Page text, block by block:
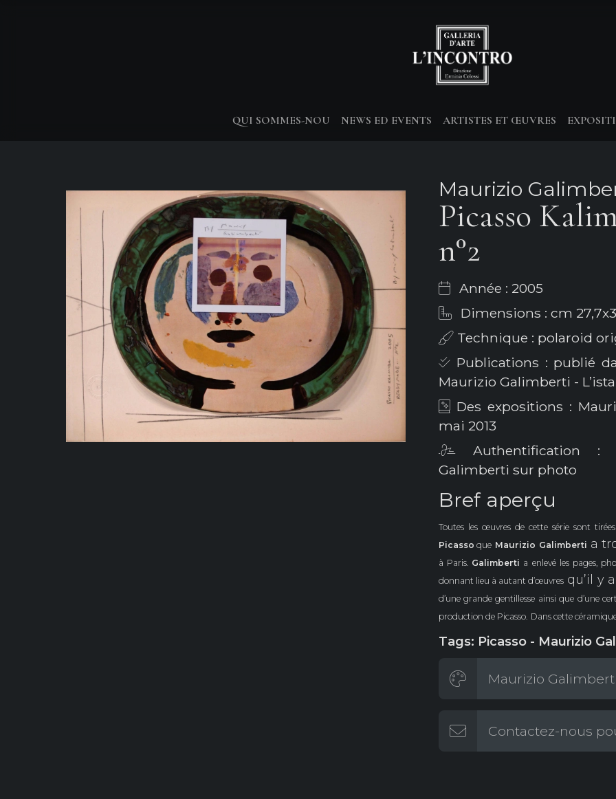
QUI SOMMES-NOU NEWS ED EVENTS ARTISTES ET ŒUVRES
Maurizio
Picasso
n°2
Année : 2005
Dimensions : cm
Technique : polaroid
Publications : publié
Maurizio Galimberti -
Des expositions :
mai 2013
Authentification :
Galimberti sur photo
Bref aperçu
Toutes les œuvres de cette série sont tirées
Picasso que Maurizio Galimberti a
à Paris. Galimberti a enlevé les pages,
donnant lieu à autant d’œuvres qu’il y
d’une grande gentillesse ainsi que d’une
production de Picasso. Dans cette
Tags: Picasso - Maurizio
Maurizio
Contactez-nous